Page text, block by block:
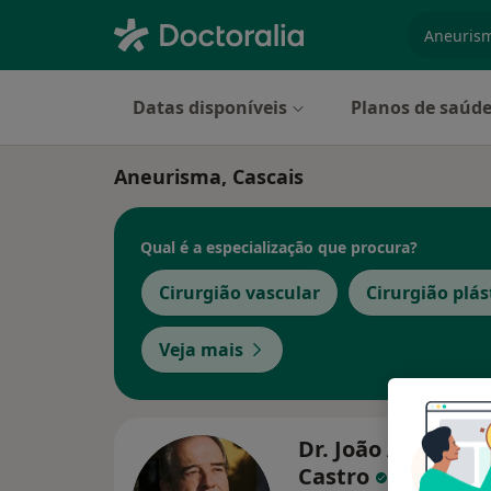
Datas disponíveis Planos de saúde
Aneurisma, Cascais
Qual é a especialização que procura?
Cirurgião vascular Cirurgião
Veja mais
Dr. João
Castro